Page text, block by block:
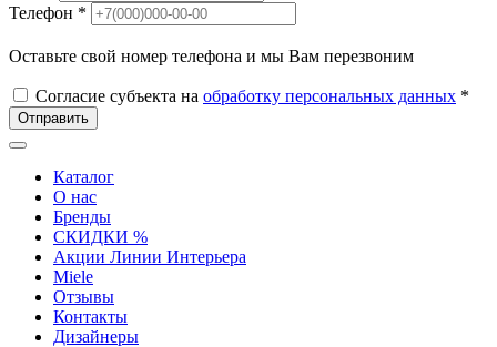
Телефон *
Оставьте свой номер телефона и мы Вам перезвоним
Согласие субъекта на обработку персональных данных *
Отправить
Каталог
О нас
Бренды
СКИДКИ %
Акции Линии Интерьера
Miele
Отзывы
Контакты
Дизайнеры